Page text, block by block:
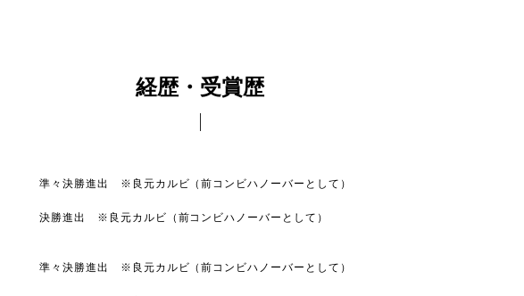
経歴・受賞歴
準々決勝進出 ※良元カルビ（前コンビハノーバーとして）
決勝進出 ※良元カルビ（前コンビハノーバーとして）
準々決勝進出 ※良元カルビ（前コンビハノーバーとして）